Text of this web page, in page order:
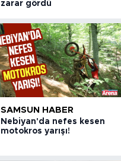
zarar gördü
SAMSUN HABER
Nebiyan'da nefes kesen
motokros yarışı!